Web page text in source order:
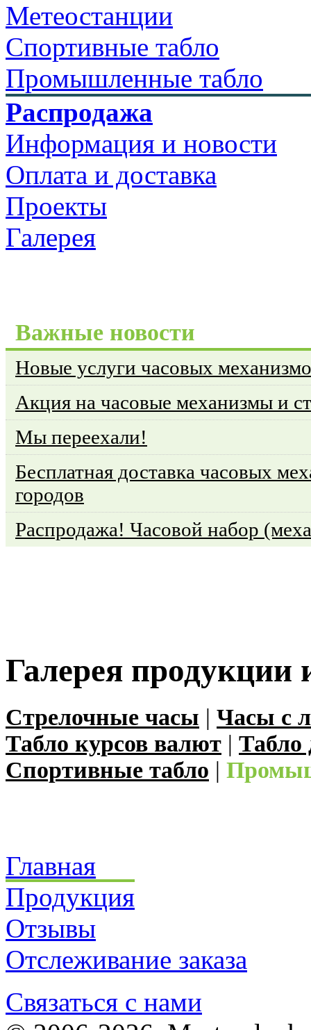
Метеостанции
Спортивные табло
Промышленные табло
Распродажа
Информация и новости
Оплата и доставка
Проекты
Галерея
Важные новости
Новые услуги часовых
Акция на часовые механизмы и
Мы переехали!
Бесплатная доставка часовых
городов
Распродажа! Часовой набор
Галерея продукции
Стрелочные часы | Часы с
Табло курсов валют |
Спортивные табло |
Главная
Продукция
Отзывы
Отслеживание заказа
Связаться с нами